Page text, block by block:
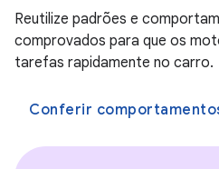
Reutilize padrões e
comprovados para que os
tarefas rapidamente no carro.
Conferir